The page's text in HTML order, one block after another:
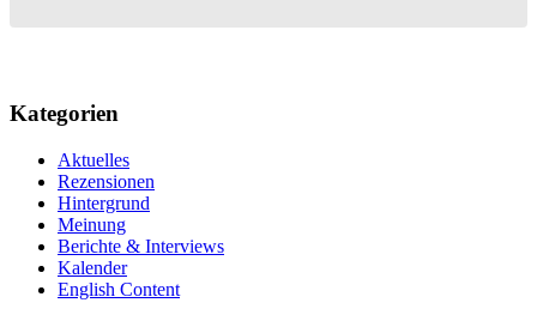
Kategorien
Aktuelles
Rezensionen
Hintergrund
Meinung
Berichte & Interviews
Kalender
English Content